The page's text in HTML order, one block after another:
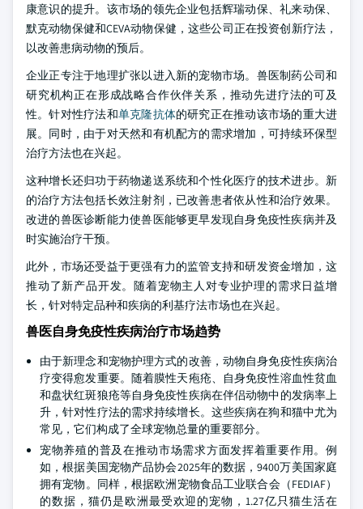
康意识的提升。该市场的领先企业包括辉瑞动保、礼来动保、
默克动物保健和CEVA动物保健，这些公司正在投资创新疗法，
以改善患病动物的预后。
企业正专注于地理扩张以进入新的宠物市场。兽医制药公司和
研究机构正在形成战略合作伙伴关系，推动先进疗法的可及
性。针对性疗法和单克隆抗体的研究正在推动该市场的重大进
展。同时，由于对天然和有机配方的需求增加，可持续环保型
治疗方法也在兴起。
这种增长还归功于药物递送系统和个性化医疗的技术进步。新
的治疗方法包括长效注射剂，已改善患者依从性和治疗效果。
改进的兽医诊断能力使兽医能够更早发现自身免疫性疾病并及
时实施治疗干预。
此外，市场还受益于更强有力的监管支持和研发资金增加，这
推动了新产品开发。随着宠物主人对专业护理的需求日益增
长，针对特定品种和疾病的利基疗法市场也在兴起。
兽医自身免疫性疾病治疗市场趋势
由于新理念和宠物护理方式的改善，动物自身免疫性疾病治
疗变得愈发重要。随着膜性天疱疮、自身免疫性溶血性贫血
和盘状红斑狼疮等自身免疫性疾病在伴侣动物中的发病率上
升，针对性疗法的需求持续增长。这些疾病在狗和猫中尤为
常见，它们构成了全球宠物总量的重要部分。
宠物养殖的普及在推动市场需求方面发挥着重要作用。例
如，根据美国宠物产品协会2025年的数据，9400万美国家庭
拥有宠物。同样，根据欧洲宠物食品工业联合会（FEDIAF）
的数据，猫仍是欧洲最受欢迎的宠物，1.27亿只猫生活在